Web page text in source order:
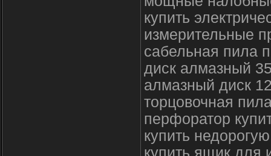
купить
измерительные
сабельная пила
диск алмазный
алмазный диск
торцовочная
перфоратор
купить
купить ящик для